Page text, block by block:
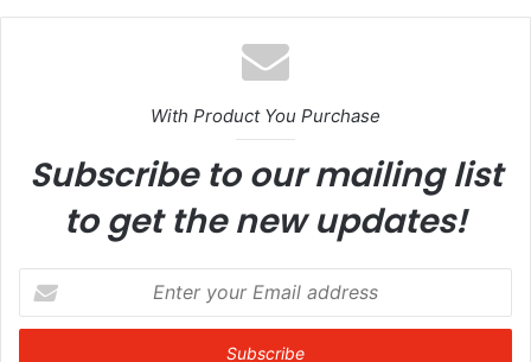
With Product You Purchase
Subscribe to our mailing list
to get the new updates!
your
Email